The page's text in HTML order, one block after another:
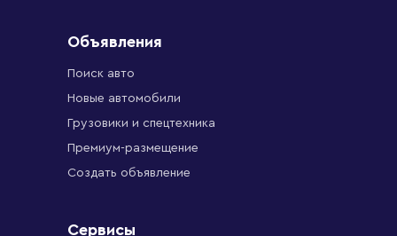
Объявления
Поиск авто
Новые автомобили
Грузовики и спецтехника
Премиум-размещение
Создать объявление
Сервисы